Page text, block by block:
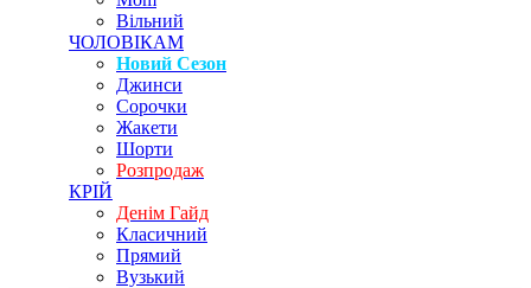
Вільний
ЧОЛОВІКАМ
Новий Сезон
Джинси
Сорочки
Жакети
Шорти
Розпродаж
КРІЙ
Денім Гайд
Класичний
Прямий
Вузький